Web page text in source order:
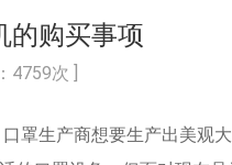
的购买事项
4759次 ]
口罩生产商想要生产出美观